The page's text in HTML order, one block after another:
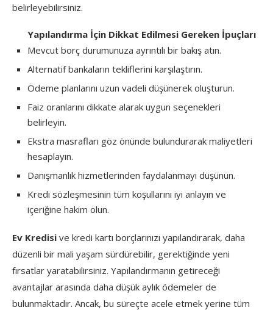
belirleyebilirsiniz.
Yapılandırma İçin Dikkat Edilmesi Gereken İpuçları
Mevcut borç durumunuza ayrıntılı bir bakış atın.
Alternatif bankaların tekliflerini karşılaştırın.
Ödeme planlarını uzun vadeli düşünerek oluşturun.
Faiz oranlarını dikkate alarak uygun seçenekleri
belirleyin.
Ekstra masrafları göz önünde bulundurarak maliyetleri
hesaplayın.
Danışmanlık hizmetlerinden faydalanmayı düşünün.
Kredi sözleşmesinin tüm koşullarını iyi anlayın ve
içeriğine hakim olun.
Ev Kredisi ve kredi kartı borçlarınızı yapılandırarak, daha
düzenli bir mali yaşam sürdürebilir, gerektiğinde yeni
fırsatlar yaratabilirsiniz. Yapılandırmanın getireceği
avantajlar arasında daha düşük aylık ödemeler de
bulunmaktadır. Ancak, bu süreçte acele etmek yerine tüm